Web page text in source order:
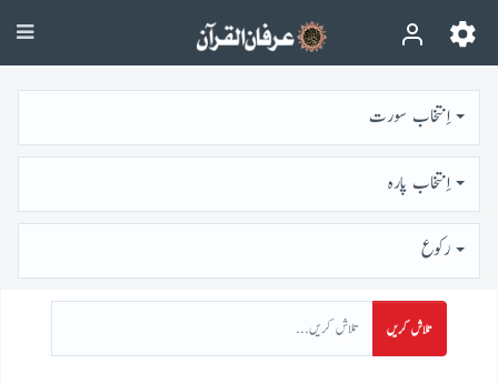
اِنتخاب سورت
اِنتخاب پارہ
رُكوع
تلاش کریں